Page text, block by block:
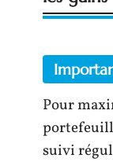
Pour
suivi